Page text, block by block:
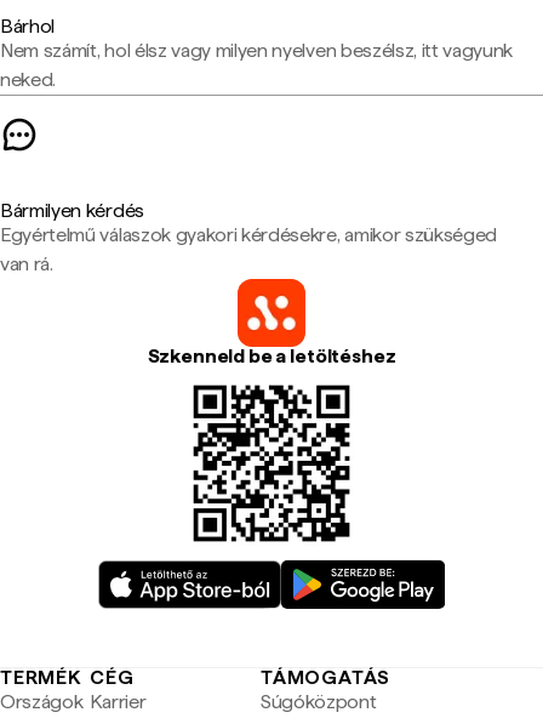
Bárhol
Nem számít, hol élsz vagy milyen nyelven beszélsz, itt vagyunk
neked.
Bármilyen kérdés
Egyértelmű válaszok gyakori kérdésekre, amikor szükséged
van rá.
Szkenneld be a letöltéshez
TERMÉK
Országok
CÉG
Karrier
TÁMOGATÁS
Súgóközpont